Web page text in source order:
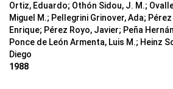
Ortiz, Eduardo; Othón Sidou, J. M.;
Miguel M.; Pellegrini Grinover, Ada;
Enrique; Pérez Royo, Javier; Peña
Ponce de León Armenta, Luis M.; Heinz
Diego
1988